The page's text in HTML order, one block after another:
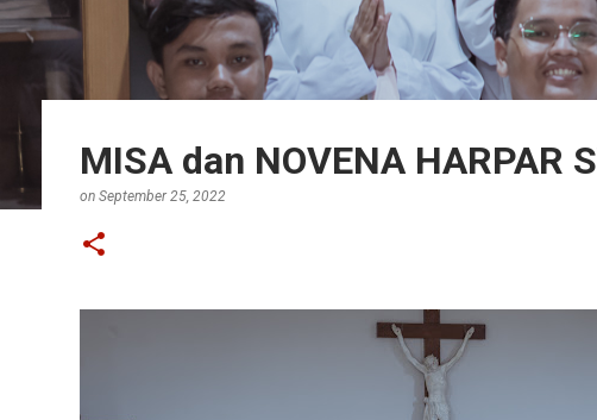
MISA dan NOVENA HARPAR
on September 25, 2022